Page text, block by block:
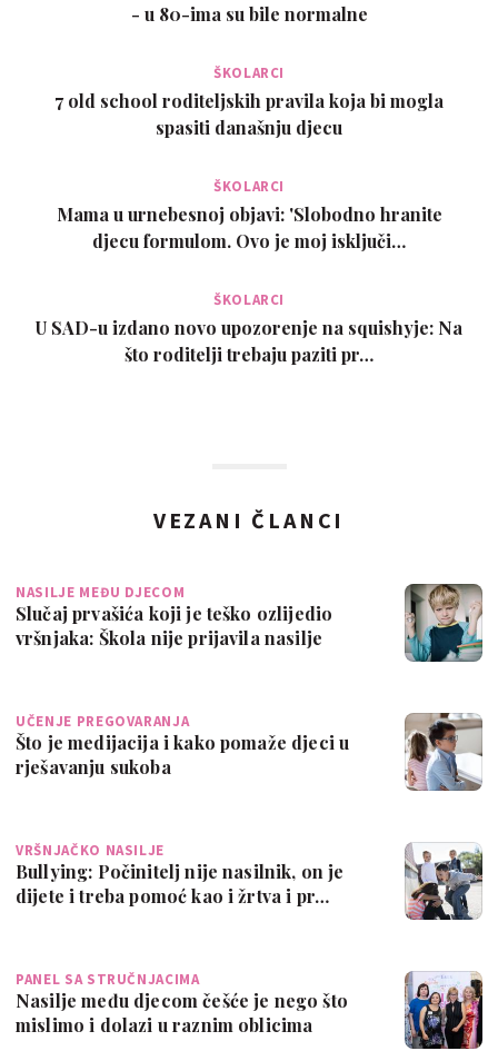
- u 80-ima su bile normalne
ŠKOLARCI
7 old school roditeljskih pravila koja bi mogla
spasiti današnju djecu
ŠKOLARCI
Mama u urnebesnoj objavi: 'Slobodno hranite
djecu formulom. Ovo je moj isključi…
ŠKOLARCI
U SAD-u izdano novo upozorenje na squishyje: Na
što roditelji trebaju paziti pr…
VEZANI ČLANCI
NASILJE MEĐU DJECOM
Slučaj prvašića koji je teško ozlijedio
vršnjaka: Škola nije prijavila nasilje
UČENJE PREGOVARANJA
Što je medijacija i kako pomaže djeci u
rješavanju sukoba
VRŠNJAČKO NASILJE
Bullying: Počinitelj nije nasilnik, on je
dijete i treba pomoć kao i žrtva i pr…
PANEL SA STRUČNJACIMA
Nasilje među djecom češće je nego što
mislimo i dolazi u raznim oblicima